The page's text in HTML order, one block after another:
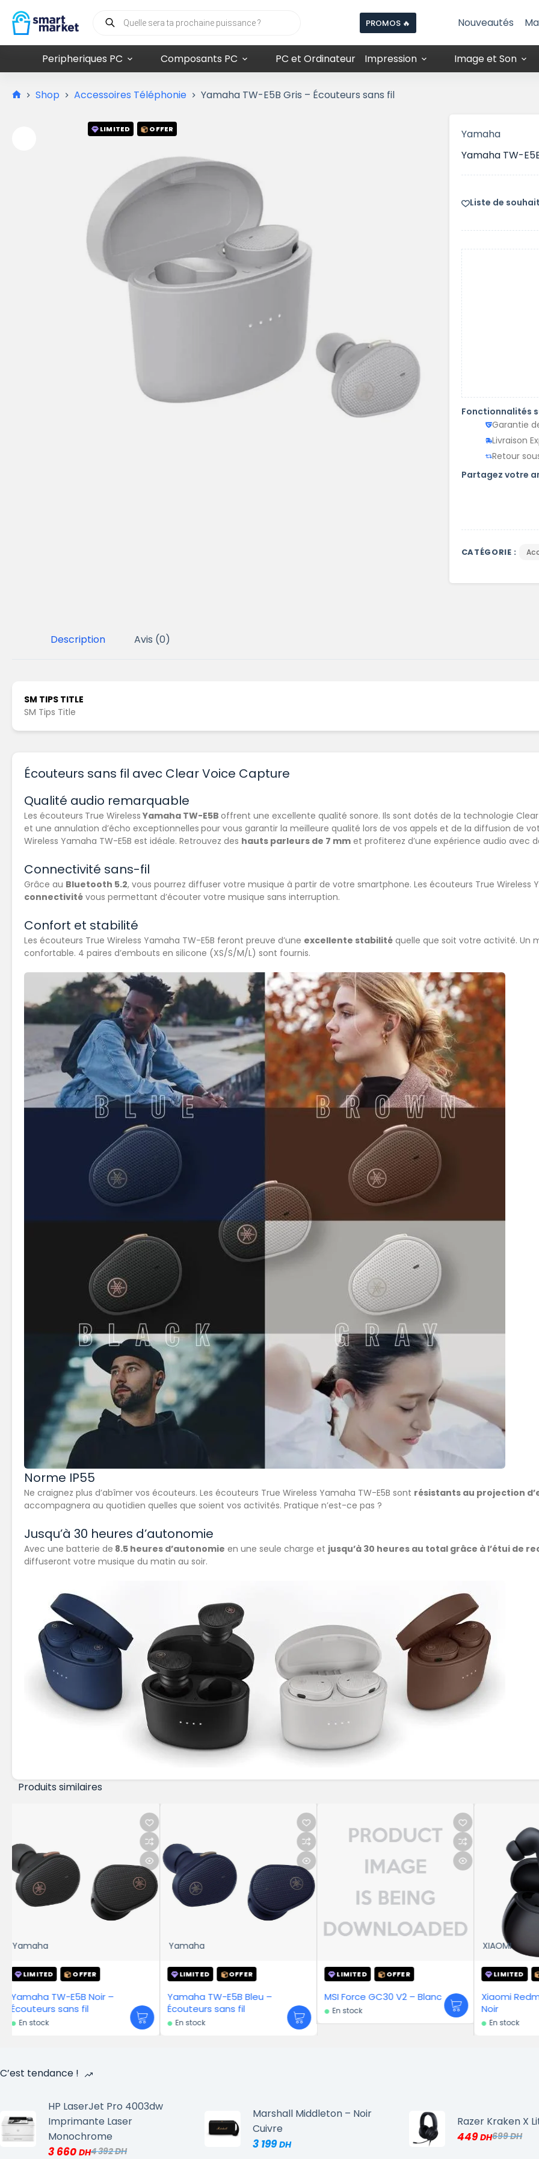
PROMOS 🔥 Nouveautés
Peripheriques PC Composants PC PC et Ordinateur Impression Image et Son
Shop Accessoires Téléphonie Yamaha TW-E5B Gris – Écouteurs sans fil
LIMITED OFFER
Yamaha
Yamaha TW-
Liste de
Fonctionnalités
Garantie
Livraison
Retour
Partagez votre
CATÉGORIE :
Description Avis (0)
SM TIPS TITLE
SM Tips Title
Écouteurs sans fil avec Clear Voice Capture
Qualité audio remarquable
Les écouteurs True Wireless Yamaha TW-E5B offrent une excellente qualité sonore. Ils sont dotés de la technologie
et une annulation d’écho exceptionnelles pour vous garantir la meilleure qualité lors de vos appels et de la diffusion de
Wireless Yamaha TW-E5B est idéale. Retrouvez des hauts parleurs de 7 mm et profiterez d’une expérience audio avec
Connectivité sans-fil
Grâce au Bluetooth 5.2, vous pourrez diffuser votre musique à partir de votre smartphone. Les écouteurs True Wireless
connectivité vous permettant d’écouter votre musique sans interruption.
Confort et stabilité
Les écouteurs True Wireless Yamaha TW-E5B feront preuve d’une excellente stabilité quelle que soit votre activité. Un
confortable. 4 paires d’embouts en silicone (XS/S/M/L) sont fournis.
Norme IP55
Ne craignez plus d’abîmer vos écouteurs. Les écouteurs True Wireless Yamaha TW-E5B sont résistants au projection
accompagnera au quotidien quelles que soient vos activités. Pratique n’est-ce pas ?
Jusqu’à 30 heures d’autonomie
Avec une batterie de 8.5 heures d’autonomie en une seule charge et jusqu’à 30 heures au total grâce à l’étui de
diffuseront votre musique du matin au soir.
Produits similaires
Yamaha
LIMITED OFFER
Yamaha TW-E5B Bleu –
Écouteurs sans fil
En stock
LIMITED OFFER
MSI Force GC30 V2 – Blanc
En stock
LIMITED OFFER
Xiaomi Redmi Buds 4 Active –
Noir
En stock
XIAOMI
Xiaomi
En stock
C’est tendance !
HP LaserJet Pro 4003dw
Imprimante Laser
Monochrome
4 392
3 660
Marshall Middleton – Noir
Cuivre
3 199
Razer Kraken X
699
449